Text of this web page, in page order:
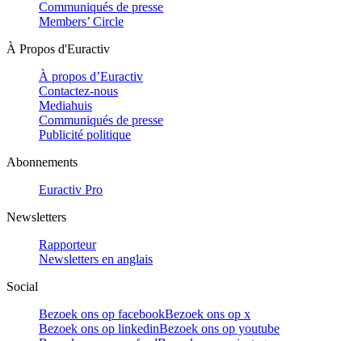
Communiqués de presse
Members’ Circle
À Propos d'Euractiv
À propos d’Euractiv
Contactez-nous
Mediahuis
Communiqués de presse
Publicité politique
Abonnements
Euractiv Pro
Newsletters
Rapporteur
Newsletters en anglais
Social
Bezoek ons op facebookBezoek ons op x
Bezoek ons op linkedinBezoek ons op youtube